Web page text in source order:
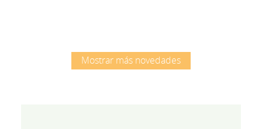
Mostrar más novedades